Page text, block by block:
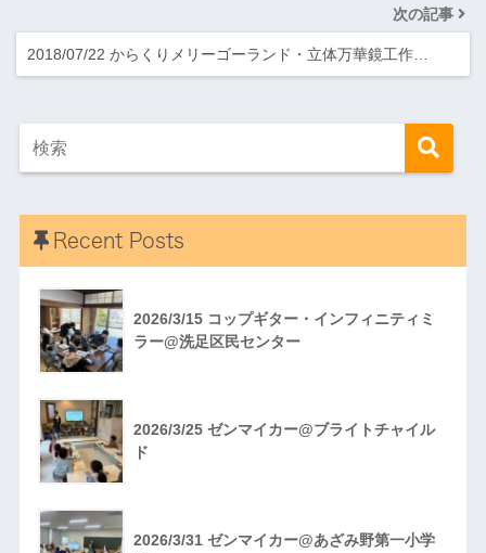
次の記事
2018/07/22 からくりメリーゴーランド・立体万華鏡工作…
Recent Posts
2026/3/15 コップギター・インフィニティミ
ラー@洗足区民センター
2026/3/25 ゼンマイカー@ブライトチャイル
ド
2026/3/31 ゼンマイカー@あざみ野第一小学